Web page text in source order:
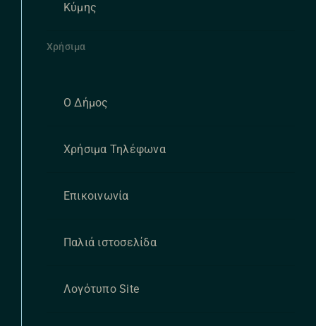
Κύμης
Χρήσιμα
Ο Δήμος
Χρήσιμα Τηλέφωνα
Επικοινωνία
Παλιά ιστοσελίδα
Λογότυπο Site